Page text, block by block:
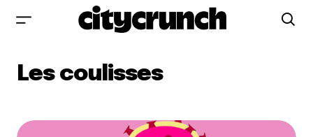
Les coulisses